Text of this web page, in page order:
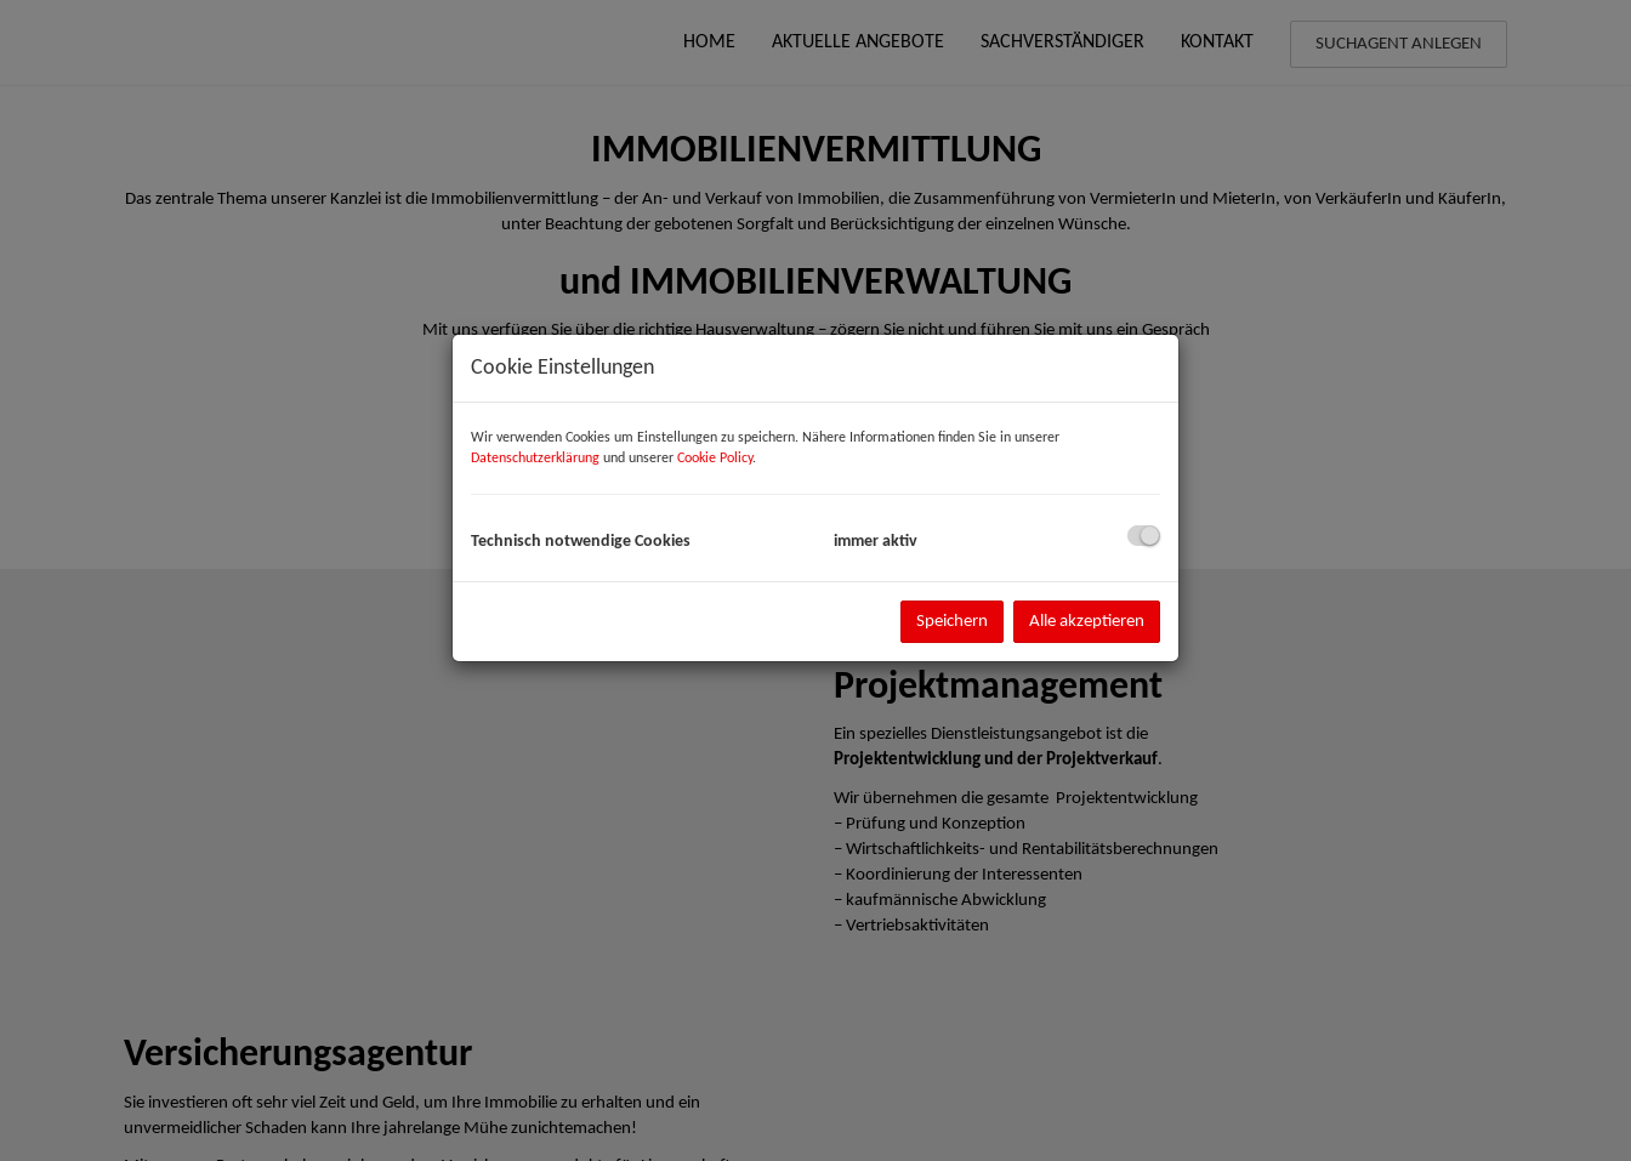
HOME AKTUELLE ANGEBOTE SACHVERSTÄNDIGER KONTAKT SUCHAGENT ANLEGEN
IMMOBILIENVERMITTLUNG
Das zentrale Thema unserer Kanzlei ist die Immobilienvermittlung – der An- und Verkauf von Immobilien, die Zusammenführung von VermieterIn und MieterIn, von VerkäuferIn und KäuferIn,
unter Beachtung der gebotenen Sorgfalt und Berücksichtigung der einzelnen Wünsche.
und IMMOBILIENVERWALTUNG
Mit uns verfügen Sie über die richtige Hausverwaltung – zögern Sie nicht und führen Sie mit uns ein Gespräch
Projektmanagement
Ein spezielles Dienstleistungsangebot ist die
Projektentwicklung und der Projektverkauf.
Wir übernehmen die gesamte Projektentwicklung
– Prüfung und Konzeption
– Wirtschaftlichkeits- und Rentabilitätsberechnungen
– Koordinierung der Interessenten
– kaufmännische Abwicklung
– Vertriebsaktivitäten
Versicherungsagentur
Sie investieren oft sehr viel Zeit und Geld, um Ihre Immobilie zu erhalten und ein
unvermeidlicher Schaden kann Ihre jahrelange Mühe zunichtemachen!
Cookie Einstellungen
Wir verwenden Cookies um Einstellungen zu speichern. Nähere Informationen finden Sie in unserer
Datenschutzerklärung und unserer Cookie Policy.
Technisch notwendige Cookies immer aktiv
Speichern Alle akzeptieren